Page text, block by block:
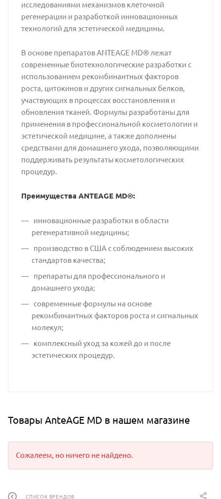
исследованиями механизмов клеточной
регенерации и разработкой инновационных
технологий для эстетической медицины.
В основе препаратов ANTEAGE MD® лежат
современные биотехнологические разработки с
использованием рекомбинантных факторов
роста, цитокинов и других сигнальных белков,
участвующих в процессах восстановления и
обновления тканей. Формулы разработаны для
применения в профессиональной косметологии и
эстетической медицине, а также дополнены
средствами для домашнего ухода, позволяющими
поддерживать результаты косметологических
процедур.
Преимущества ANTEAGE MD®:
инновационные разработки в области
регенеративной медицины;
производство в США с соблюдением высоких
стандартов качества;
препараты для профессионального и
домашнего ухода;
современные формулы на основе
рекомбинантных факторов роста и сигнальных
молекул;
комплексный уход за кожей до и после
эстетических процедур.
Товары AnteAGE MD в нашем магазине
Сожалеем, но ничего не найдено.
СПИСОК БРЕНДОВ